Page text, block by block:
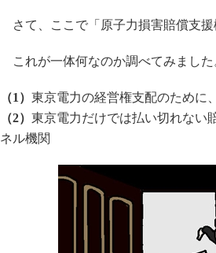
さて、ここで「原子力損害賠償支援
これが一体何なのか調べてみました
（1） 東京電力の経営権支配のために
（2） 東京電力だけでは払い切れない
ネル機関